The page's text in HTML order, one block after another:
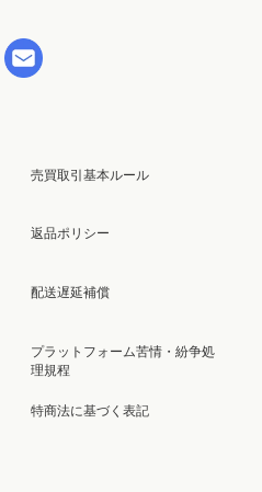
売買取引基本ルール
返品ポリシー
配送遅延補償
プラットフォーム苦情・紛争処
理規程
特商法に基づく表記